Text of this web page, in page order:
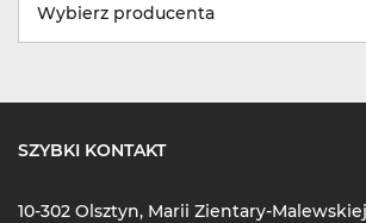
Wybierz producenta
SZYBKI KONTAKT
10-302 Olsztyn, Marii Zientary-